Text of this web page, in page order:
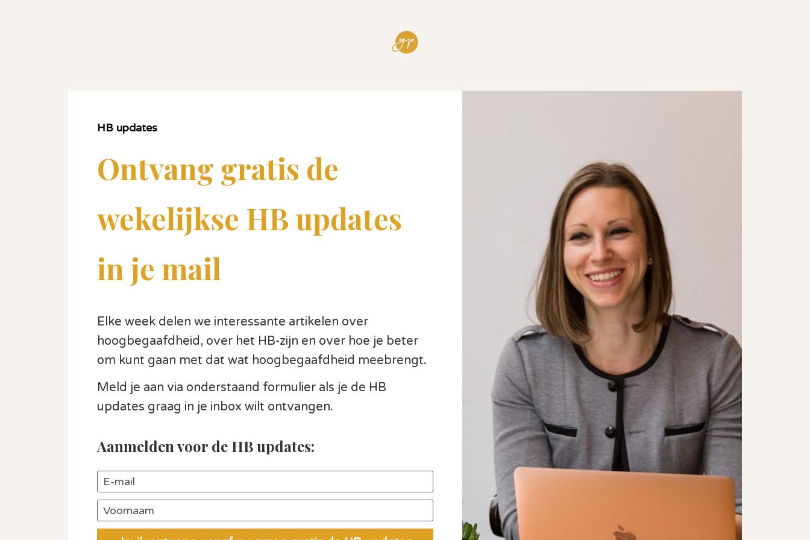
HB updates
Ontvang gratis de
wekelijkse HB updates
in je mail
Elke week delen we interessante artikelen over
hoogbegaafdheid, over het HB-zijn en over hoe je beter
om kunt gaan met dat wat hoogbegaafdheid meebrengt.
Meld je aan via onderstaand formulier als je de HB
updates graag in je inbox wilt ontvangen.
Aanmelden voor de HB updates:
E-mail
Voornaam